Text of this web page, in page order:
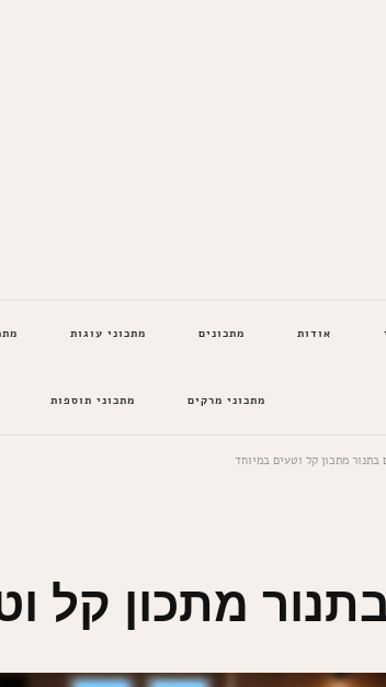
אודות מתכונים מתכוני עוגות
מתכוני מרקים מתכוני תוספות
בתנור מתכון קל וטעים במיוחד
מתכון קל